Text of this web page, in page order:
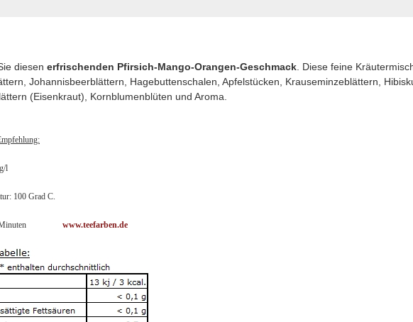
diesen erfrischenden Pfirsich-Mango-Orangen-Geschmack . Diese feine
Johannisbeerblättern, Hagebuttenschalen, Apfelstücken, Krauseminzeblättern,
(Eisenkraut), Kornblumenblüten und Aroma.
l
100 Grad C.
www.teefarben.de